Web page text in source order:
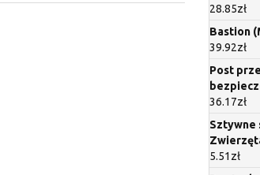
28.85zł
Bastion
39.92zł
Post
36.17zł
Sztywne
5.51 zł